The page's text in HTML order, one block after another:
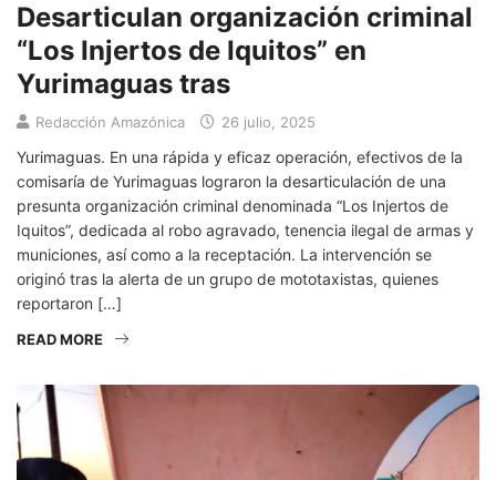
Desarticulan organización criminal
“Los Injertos de Iquitos” en
Yurimaguas tras
Redacción Amazónica 26 julio, 2025
Yurimaguas. En una rápida y eficaz operación, efectivos de la
comisaría de Yurimaguas lograron la desarticulación de una
presunta organización criminal denominada “Los Injertos de
Iquitos”, dedicada al robo agravado, tenencia ilegal de armas y
municiones, así como a la receptación. La intervención se
originó tras la alerta de un grupo de mototaxistas, quienes
reportaron […]
READ MORE